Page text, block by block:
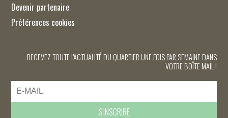
Devenir partenaire
Préférences cookies
RECEVEZ TOUTE L'ACTUALITÉ DU QUARTIER UNE FOIS PAR SEMAINE DANS
VOTRE BOÎTE MAIL !